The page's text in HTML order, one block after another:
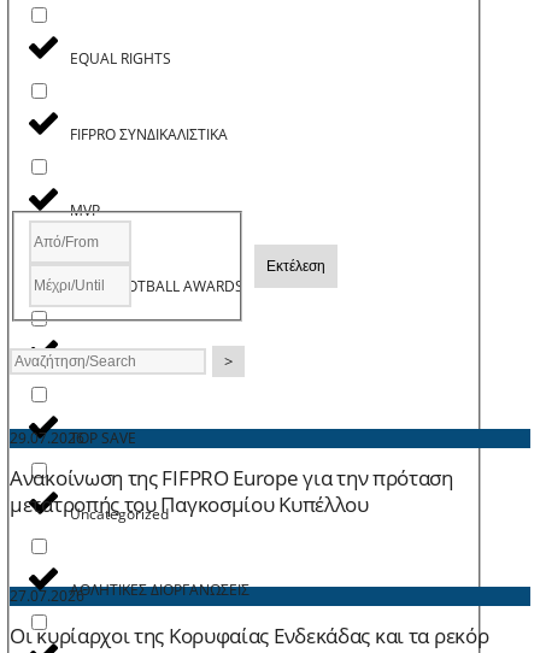
EQUAL RIGHTS
FIFPRO ΣΥΝΔΙΚΑΛΙΣΤΙΚΑ
MVP
PASP FOOTBALL AWARDS
TOP GOAL
TOP SAVE
Uncategorized
ΑΘΛΗΤΙΚΕΣ ΔΙΟΡΓΑΝΩΣΕΙΣ
Εκτέλεση
>
29.07.2026
Ανακοίνωση της FIFPRO Europe για την πρόταση
μετατροπής του Παγκοσμίου Κυπέλλου
27.07.2026
Οι κυρίαρχοι της Κορυφαίας Ενδεκάδας και τα ρεκόρ